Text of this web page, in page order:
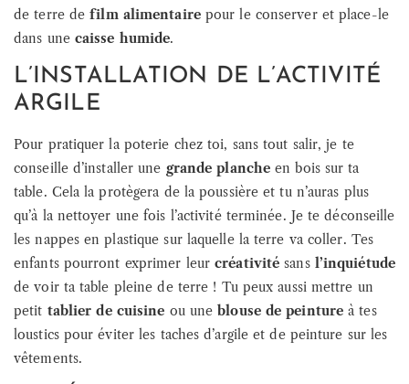
de terre defilm alimentairepour le conserver et place-le
dans une caisse humide.
L’INSTALLATION DE L’ACTIVITÉ
ARGILE
Pour pratiquer la poterie chez toi, sans tout salir, je te
conseille d’installer une grande plancheen bois sur ta
table. Cela la protègera de la poussière et tu n’auras plus
qu’à la nettoyer une fois l’activité terminée. Je te déconseille
les nappes en plastique sur laquelle la terre va coller. Tes
enfants pourront exprimer leurcréativité sans l’inquiétude
de voir ta table pleine de terre ! Tu peux aussi mettre un
petit tablier de cuisine ou uneblouse de peinture à tes
loustics pour éviter les taches d’argile et de peinture sur les
vêtements.